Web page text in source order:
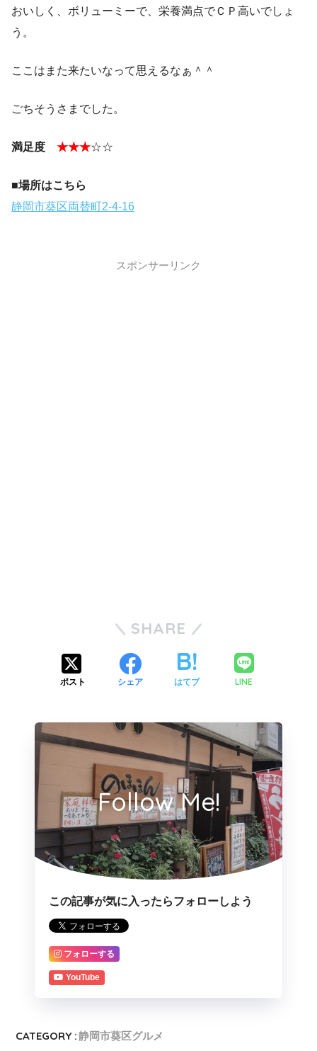
おいしく、ボリューミーで、栄養満点でＣＰ高いでしょ
う。
ここはまた来たいなって思えるなぁ＾＾
ごちそうさまでした。
満足度 ★★★☆☆
■場所はこちら
静岡市葵区両替町2-4-16
スポンサーリンク
SHARE
ポスト シェア はてブ LINE
Follow Me!
この記事が気に入ったらフォローしよう
フォローする
YouTube
CATEGORY :静岡市葵区グルメ